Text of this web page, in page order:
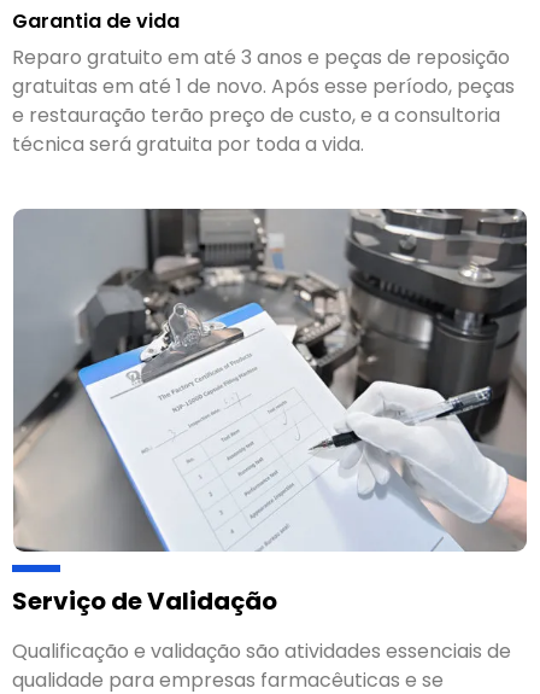
Garantia de vida
Reparo gratuito em até 3 anos e peças de reposição
gratuitas em até 1 de novo. Após esse período, peças
e restauração terão preço de custo, e a consultoria
técnica será gratuita por toda a vida.
Serviço de Validação
Qualificação e validação são atividades essenciais de
qualidade para empresas farmacêuticas e se